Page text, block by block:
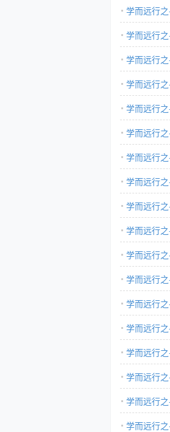
学而远行
学而远行
学而远行
学而远行
学而远行
学而远行
学而远行
学而远行
学而远行
学而远行
学而远行
学而远行
学而远行
学而远行
学而远行
学而远行
学而远行
学而远行